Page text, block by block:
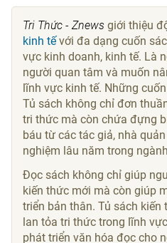
Tri Thức - Znews giới thiệu
kinh tếvới đa dạng cuốn
vực kinh doanh, kinh tế. Là
người quan tâm và muốn
lĩnh vực kinh tế. Những
Tủ sách không chỉ đơn
tri thức mà còn chứa đựng
báu từ các tác giả, nhà
nghiệm lâu năm trong
Đọc sách không chỉ giúp
kiến thức mới mà còn giúp
triển bản thân. Tủ sách
lan tỏa tri thức trong lĩnh
phát triển văn hóa đọc cho